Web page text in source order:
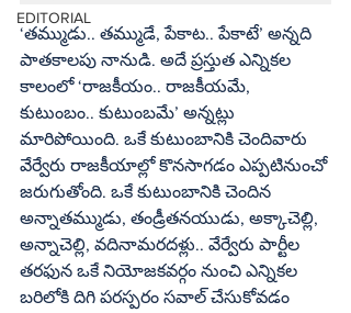
EDITORIAL
‘తమ్ముడు.. తమ్ముడే, పేకాట.. పేకాటే’ అన్నది
పాతకాలపు నానుడి. అదే ప్రస్తుత ఎన్నికల
కాలంలో ‘రాజకీయం.. రాజకీయమే,
కుటుంబం.. కుటుంబమే’ అన్నట్లు
మారిపోయింది. ఒకే కుటుంబానికి చెందివారు
వేర్వేరు రాజకీయాల్లో కొనసాగడం ఎప్పటినుంచో
జరుగుతోంది. ఒకే కుటుంబానికి చెందిన
అన్నాతమ్ముడు, తండ్రీతనయుడు, అక్కాచెల్లి,
అన్నాచెల్లి, వదినామరదళ్లు.. వేర్వేరు పార్టీల
తరఫున ఒకే నియోజకవర్గం నుంచి ఎన్నికల
బరిలోకి దిగి పరస్పరం సవాల్‌ చేసుకోవడం